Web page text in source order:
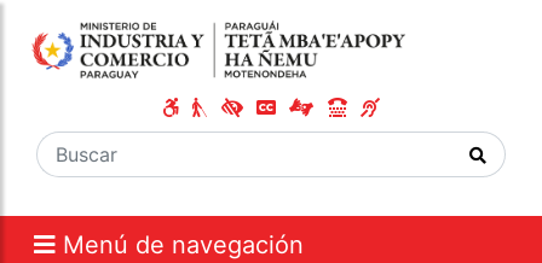
Menú de navegación